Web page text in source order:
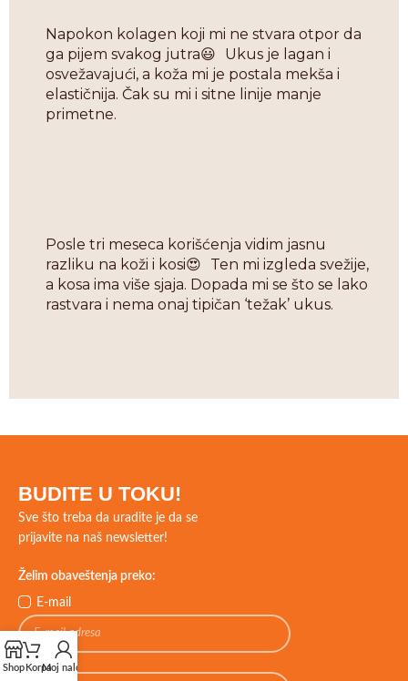
Napokon kolagen koji mi ne stvara otpor da
ga pijem svakog jutra😃 Ukus je lagan i
osvežavajući, a koža mi je postala mekša i
elastičnija. Čak su mi i sitne linije manje
primetne.
Posle tri meseca korišćenja vidim jasnu
razliku na koži i kosi😍 Ten mi izgleda svežije,
a kosa ima više sjaja. Dopada mi se što se lako
rastvara i nema onaj tipičan ‘težak’ ukus.
BUDITE U TOKU!
Sve što treba da uradite je da se
prijavite na naš newsletter!
Želim obaveštenja preko:
E-mail
Viber
Shop KorpaMoj nalog